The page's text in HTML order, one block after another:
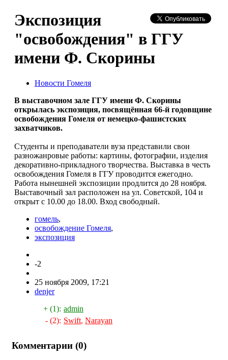
Экспозиция
"освобождения" в ГГУ
имени Ф. Скорины
Новости Гомеля
В выставочном зале ГГУ имени Ф. Скорины
открылась экспозиция, посвящённая 66-й годовщине
освобождения Гомеля от немецко-фашистских
захватчиков.
Студенты и преподаватели вуза представили свои
разножанровые работы: картины, фотографии, изделия
декоративно-прикладного творчества. Выставка в честь
освобождения Гомеля в ГГУ проводится ежегодно.
Работа нынешней экспозиции продлится до 28 ноября.
Выставочный зал расположен на ул. Советской, 104 и
открыт с 10.00 до 18.00. Вход свободный.
гомель,
освобождение Гомеля,
экспозиция
-2
25 ноября 2009, 17:21
denjer
+ (1): admin
- (2): Swift, Narayan
Комментарии (0)